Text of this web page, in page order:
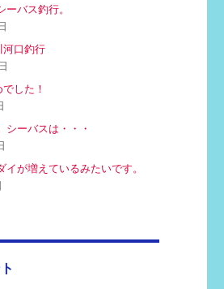
バス釣行。
河口釣行
した！
シーバスは・・・
イが増えているみたいです。